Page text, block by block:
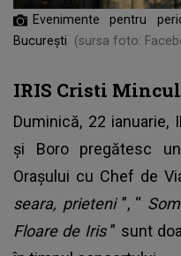
Evenimente pentru
București
(sursa foto:
IRIS Cristi
Duminică, 22 ianuarie,
și Boro pregătesc
Orașului cu Chef de
seara, prieteni ”, “
Floare de Iris” sunt